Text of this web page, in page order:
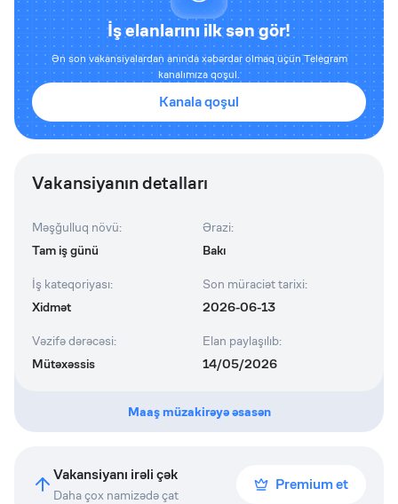
İş elanlarını ilk sən gör!
Ən son vakansiyalardan anında xəbərdar olmaq üçün Telegram
kanalımıza qoşul.
Kanala qoşul
Vakansiyanın detalları
Məşğulluq növü:
Tam iş günü
Ərazi:
Bakı
İş kateqoriyası:
Xidmət
Son müraciət tarixi:
2026-06-13
Vəzifə dərəcəsi:
Mütəxəssis
Elan paylaşılıb:
14/05/2026
Maaş müzakirəyə əsasən
Vakansiyanı irəli çək
Daha çox namizədə çat
Premium et